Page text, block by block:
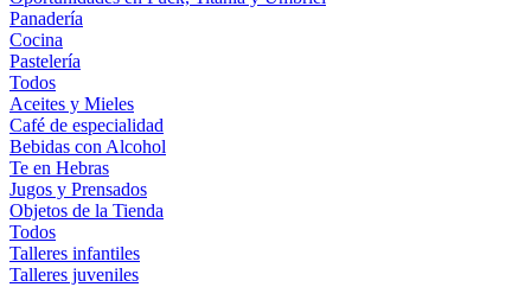
Panadería
Cocina
Pastelería
Todos
Aceites y Mieles
Café de especialidad
Bebidas con Alcohol
Te en Hebras
Jugos y Prensados
Objetos de la Tienda
Todos
Talleres infantiles
Talleres juveniles